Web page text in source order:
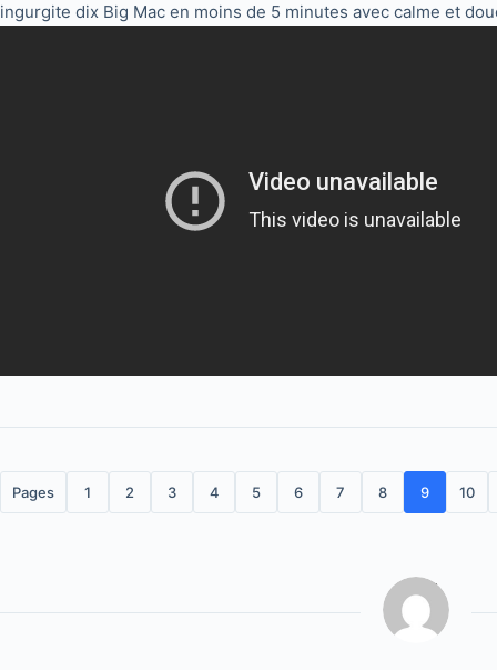
ingurgite dix Big Mac en moins de 5 minutes avec calme et
Pages 1 2 3 4 5 6 7 8 9 10